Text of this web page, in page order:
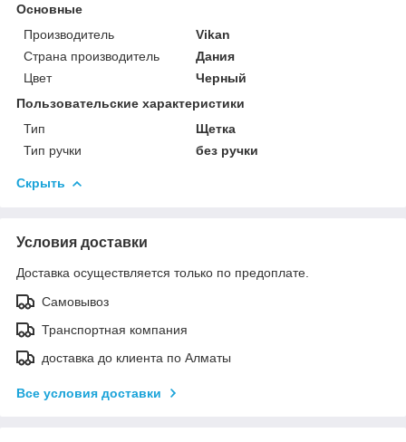
Основные
Производитель
Vikan
Страна производитель
Дания
Цвет
Черный
Пользовательские характеристики
Тип
Щетка
Тип ручки
без ручки
Скрыть
Условия доставки
Доставка осуществляется только по предоплате.
Самовывоз
Транспортная компания
доставка до клиента по Алматы
Все условия доставки